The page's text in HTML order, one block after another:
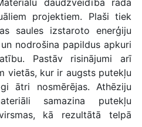
projektiem. Plaši tiek
saules izstaroto enerģiju
nodrošina papildus apkuri
Pastāv risinājumi arī
vietās, kur ir augsts putekļu
ātri nosmērējas. Athēziju
samazina putekļu
kā rezultātā telpā